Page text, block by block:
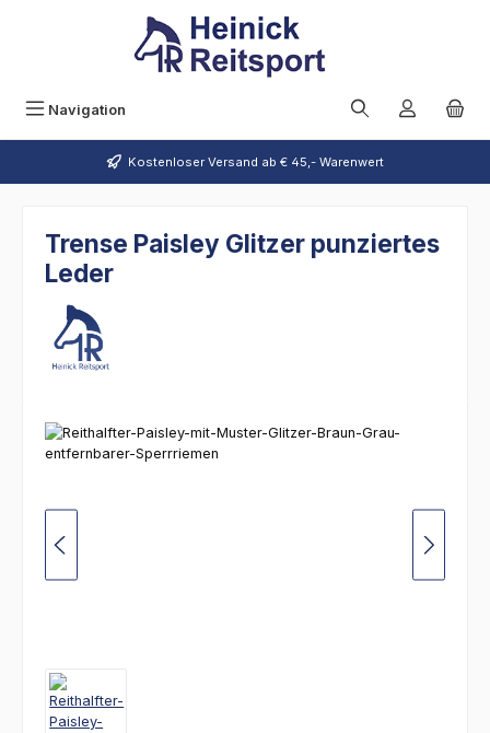
Zum Hauptinhalt springen
Navigation
Kostenloser Versand ab € 45,- Warenwert
Trense Paisley Glitzer punziertes
Leder
Bildergalerie überspringen